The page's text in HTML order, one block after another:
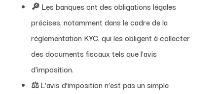
🔎 Les banques ont des obligations légales
précises, notamment dans le cadre de la
réglementation KYC, qui les obligent à collecter
des documents fiscaux tels que l’avis
d’imposition.
⚖️ L’avis d’imposition n’est pas un simple